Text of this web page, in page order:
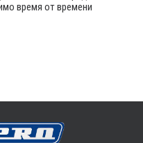
время от времени